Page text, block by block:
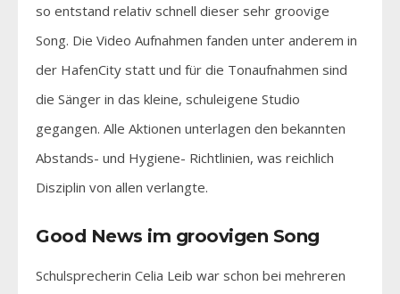
so entstand relativ schnell dieser sehr groovige
Song. Die Video Aufnahmen fanden unter anderem in
der HafenCity statt und für die Tonaufnahmen sind
die Sänger in das kleine, schuleigene Studio
gegangen. Alle Aktionen unterlagen den bekannten
Abstands- und Hygiene- Richtlinien, was reichlich
Disziplin von allen verlangte.
Good News im groovigen Song
Schulsprecherin Celia Leib war schon bei mehreren